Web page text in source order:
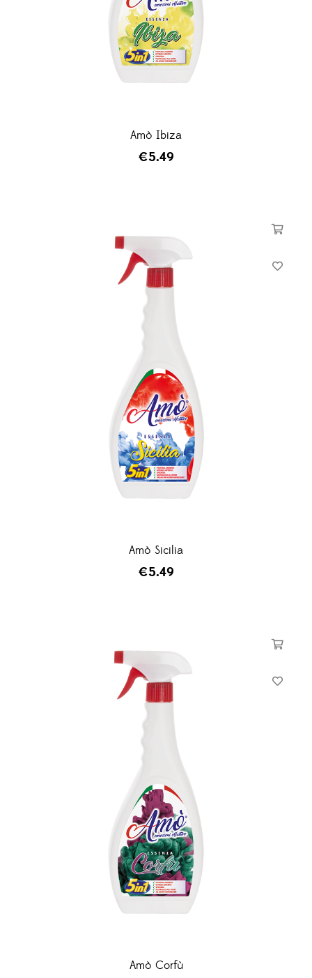
Amò Ibiza
€5.49
Amò Sicilia
€5.49
Amò Corfù